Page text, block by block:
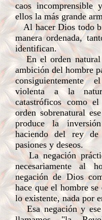
caos incomprensible
ellos la más grande
Al hacer Dios todo
manera ordenada,
identifican.
En el orden natural
ambición del hombre
consiguientemente
violenta a la
catastróficos como
orden sobrenatural
produce la
haciendo del rey
pasiones y deseos.
La negación
necesariamente al
negación de Dios
hace que el hombre
lo existente, nada por
Esa negación y ese